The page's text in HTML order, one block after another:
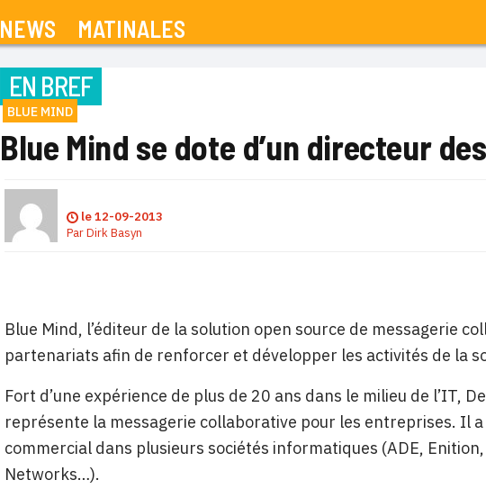
NEWS MATINALES
EN BREF
BLUE MIND
Blue Mind se dote d’un directeur
le12-09-2013
ParDirk Basyn
Blue Mind, l’éditeur de la solution open source de messagerie
partenariats afin de renforcer et développer les activités de la
Fort d’une expérience de plus de 20 ans dans le milieu de l’IT,
représente la messagerie collaborative pour les entreprises. Il
commercial dans plusieurs sociétés informatiques (ADE,
Networks…).